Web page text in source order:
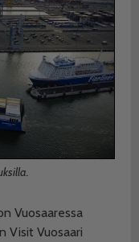
Vuosaaressa
Visit Vuosaari